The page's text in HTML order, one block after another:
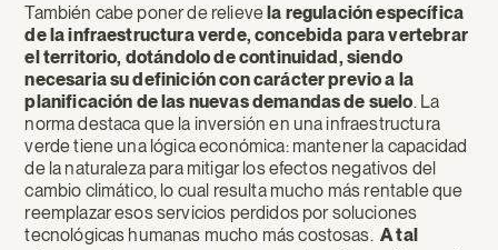
También cabe poner de relievela regulación específica
de la infraestructura verde, concebida para vertebrar
el territorio, dotándolo de continuidad, siendo
necesaria su definición con carácter previo a la
planificación de las nuevas demandas de suelo. La
norma destaca que la inversión en una infraestructura
verde tiene una lógica económica: mantener la capacidad
de la naturaleza para mitigar los efectos negativos del
cambio climático, lo cual resulta mucho más rentable que
reemplazar esos servicios perdidos por soluciones
tecnológicas humanas mucho más costosas.A tal